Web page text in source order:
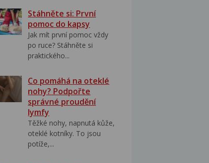
Stáhněte si: První
pomoc do kapsy
Jak mít první pomoc vždy
po ruce? Stáhněte si
praktického...
Co pomáhá na oteklé
nohy? Podpořte
správné proudění
lymfy
Těžké nohy, napnutá kůže,
oteklé kotníky. To jsou
potíže,...